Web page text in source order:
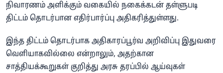
நிவாரணம் அளிக்கும் வகையில் நகைக்கடன் தள்ளுபடி
திட்டம் தொடர்பான எதிர்பார்ப்பு அதிகரித்துள்ளது.
இந்த திட்டம் தொடர்பாக அதிகாரப்பூர்வ அறிவிப்பு இதுவரை
வெளியாகவில்லை என்றாலும், அதற்கான
சாத்தியக்கூறுகள் குறித்து அரசு தரப்பில் ஆய்வுகள்